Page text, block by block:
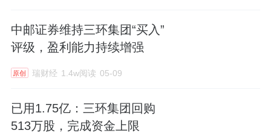
中邮证券维持三环集团“买入”
评级，盈利能力持续增强
原创 瑞财经 1.4w阅读 05-09
已用1.75亿：三环集团回购
513万股，完成资金上限